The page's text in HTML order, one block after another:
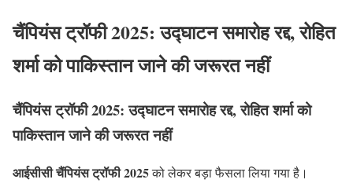
चैंपियंस ट्रॉफी 2025: उद्घाटन समारोह रद्द, रोहित
शर्मा को पाकिस्तान जाने की जरूरत नहीं
चैंपियंस ट्रॉफी 2025: उद्घाटन समारोह रद्द, रोहित शर्मा को
पाकिस्तान जाने की जरूरत नहीं
आईसीसी चैंपियंस ट्रॉफी 2025को लेकर बड़ा फैसला लिया गया है।